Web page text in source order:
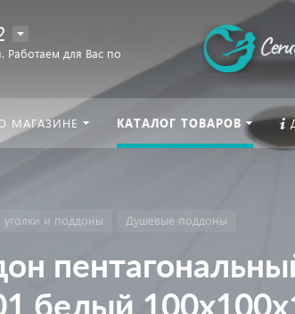
Работаем для Вас по
МАГАЗИНЕ КАТАЛОГ ТОВАРОВ
и поддоны Душевые поддоны
белый